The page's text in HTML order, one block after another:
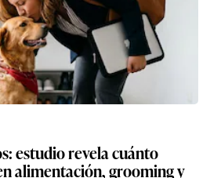
estudio revela cuánto
alimentación, grooming y